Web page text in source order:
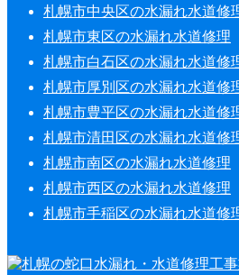
札幌市中央区の水漏れ水道修
札幌市東区の水漏れ水道修理
札幌市白石区の水漏れ水道修
札幌市厚別区の水漏れ水道修
札幌市豊平区の水漏れ水道修
札幌市清田区の水漏れ水道修
札幌市南区の水漏れ水道修理
札幌市西区の水漏れ水道修理
札幌市手稲区の水漏れ水道修